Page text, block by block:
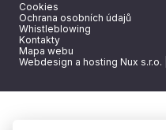
Cookies
Ochrana osobních údajů
Whistleblowing
Kontakty
Mapa webu
Webdesign a hosting Nux s.r.o.